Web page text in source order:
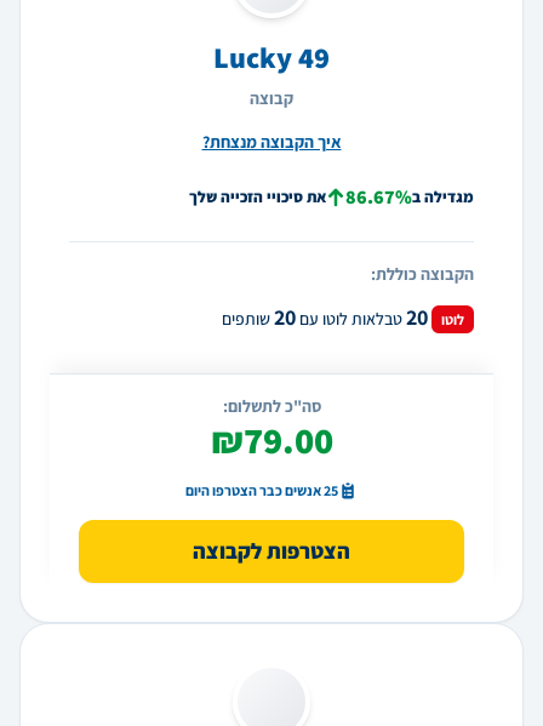
Lucky 49
קבוצה
איך הקבוצה מנצחת?
מגדילה ב86.67% את סיכויי הזכייה שלך
הקבוצה כוללת:
לוטו 20טבלאות לוטו עם 20שותפים
סה"כ לתשלום:
₪79.00
25 אנשים כבר הצטרפו היום
הצטרפות לקבוצה